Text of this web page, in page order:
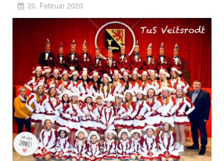
20. Februar 2020